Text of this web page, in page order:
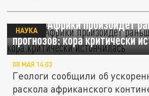
Раскол Африки произойдет
прогнозов: кора критически
НАУКА
08 МАЯ 14:03
Геологи сообщили об
раскола африканского